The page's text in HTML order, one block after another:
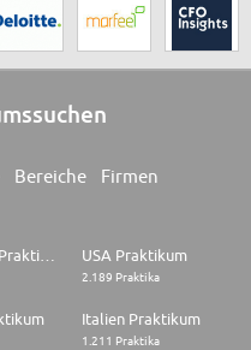
Bereiche Firmen
USA Praktikum
2.189 Praktika
Italien Praktikum
1.211 Praktika